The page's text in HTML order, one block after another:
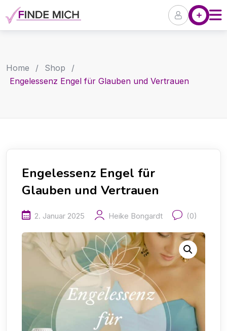
to
content
Angebote
Home / Shop
/
Engelessenz Engel für Glauben und Vertrauen
Engelessenz Engel für
Glauben und Vertrauen
2. Januar 2025 Heike Bongardt (0)